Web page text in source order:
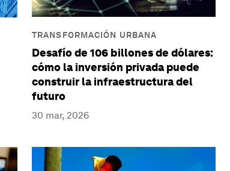
TRANSFORMACIÓN URBANA
Desafío de 106 billones de dólares:
cómo la inversión privada puede
construir la infraestructura del
futuro
30 mar, 2026